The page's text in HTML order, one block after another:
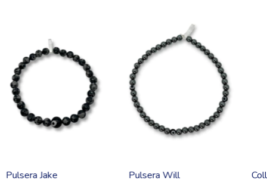
Pulsera Jake Pulsera Will